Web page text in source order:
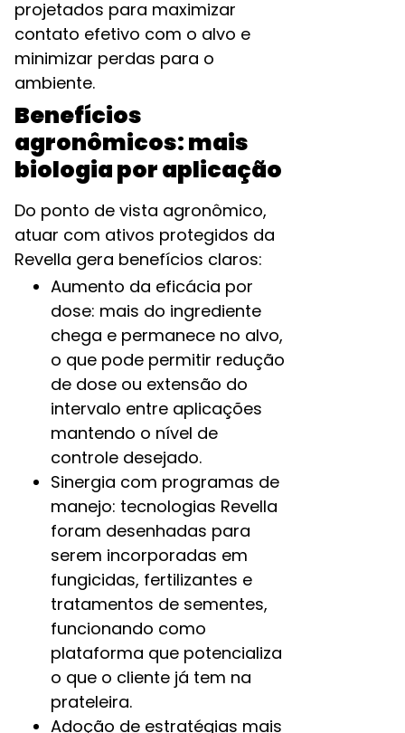
projetados para maximizar
contato efetivo com o alvo e
minimizar perdas para o
ambiente.
Benefícios
agronômicos: mais
biologia por aplicação
Do ponto de vista agronômico,
atuar com ativos protegidos da
Revella gera benefícios claros:
Aumento da eficácia por
dose: mais do ingrediente
chega e permanece no alvo,
o que pode permitir redução
de dose ou extensão do
intervalo entre aplicações
mantendo o nível de
controle desejado.​
Sinergia com programas de
manejo: tecnologias Revella
foram desenhadas para
serem incorporadas em
fungicidas, fertilizantes e
tratamentos de sementes,
funcionando como
plataforma que potencializa
o que o cliente já tem na
prateleira.​
Adoção de estratégias mais